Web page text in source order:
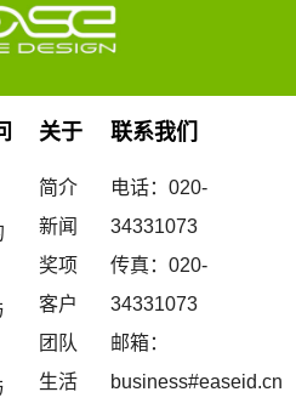
关于
简介
新闻
奖项
客户
团队
生活
联系我们
电话：020-
34331073
传真：020-
34331073
邮箱：
business#easeid.cn